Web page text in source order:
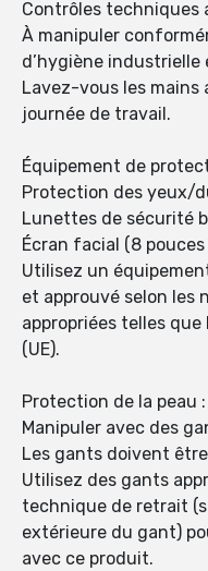
Contrôles techniques
À manipuler
d’hygiène industrielle
Lavez-vous les mains
journée de travail.
Équipement de
Protection des yeux/
Lunettes de sécurité
Écran facial (8
Utilisez un
et approuvé selon les
appropriées telles que
(UE).
Protection de la peau :
Manipuler avec des
Les gants doivent
Utilisez des gants
technique de retrait
extérieure du gant)
avec ce produit.